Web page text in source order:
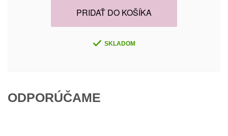
PRIDAŤ DO KOŠÍKA
SKLADOM
ODPORÚČAME